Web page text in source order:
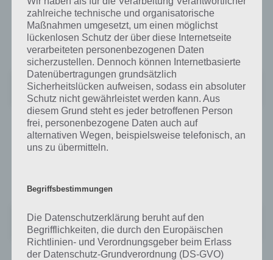
Run App: Es sind zahlreiche Berechtigungen erforderlich, um das
Spiel zu spielen. Diese Panda Run verfügt allerdings über den neuen
Google Play Service in Form von Bestenlisten und
Herausforderungen.
Panda Run
Preis:Kostenlos
Bereits seit längerem ist die App Panda Run von Sailfish Games
kostenlos zum Download im Google Play Store erhältlich und hat
dort bereits mehr als 1 Million Downloads. Die grafische Umsetzung
Panda Run
Preis:Kostenlos
zahlreiche technische und organisatorische
Maßnahmen umgesetzt, um einen möglichst
lückenlosen Schutz der über diese Internetseite
verarbeiteten personenbezogenen Daten
sicherzustellen. Dennoch können Internetbasierte
Datenübertragungen grundsätzlich
Sicherheitslücken aufweisen, sodass ein absoluter
Schutz nicht gewährleistet werden kann. Aus
diesem Grund steht es jeder betroffenen Person
frei, personenbezogene Daten auch auf
alternativen Wegen, beispielsweise telefonisch, an
uns zu übermitteln.
Begriffsbestimmungen
Die Datenschutzerklärung beruht auf den
Begrifflichkeiten, die durch den Europäischen
Richtlinien- und Verordnungsgeber beim Erlass
der Datenschutz-Grundverordnung (DS-GVO)